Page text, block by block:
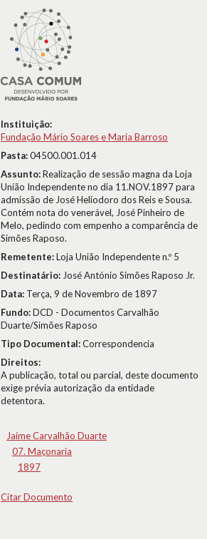
Instituição:
Fundação Mário Soares e Maria Barroso
Pasta:04500.001.014
Assunto:Realização de sessão magna da Loja
União Independente no dia 11.NOV.1897 para
admissão de José Heliodoro dos Reis e Sousa.
Contém nota do venerável, José Pinheiro de
Melo, pedindo com empenho a comparência de
Simões Raposo.
Remetente:Loja União Independente n.º 5
Destinatário: José António Simões Raposo Jr.
Data: Terça, 9 de Novembro de 1897
Fundo:DCD - Documentos Carvalhão
Duarte/Simões Raposo
Tipo Documental:Correspondencia
Direitos:
A publicação, total ou parcial, deste documento
exige prévia autorização da entidade
detentora.
Jaime Carvalhão Duarte
07. Maçonaria
1897
Citar Documento